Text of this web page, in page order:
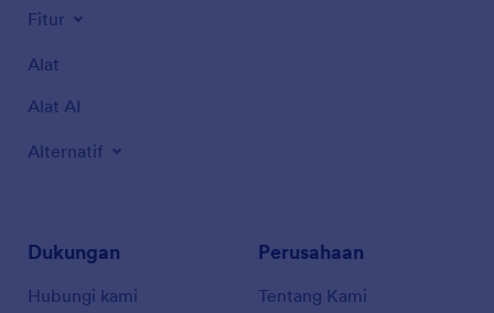
Fitur
Alat
Alat AI
Alternatif
Dukungan
Hubungi kami
Perusahaan
Tentang Kami